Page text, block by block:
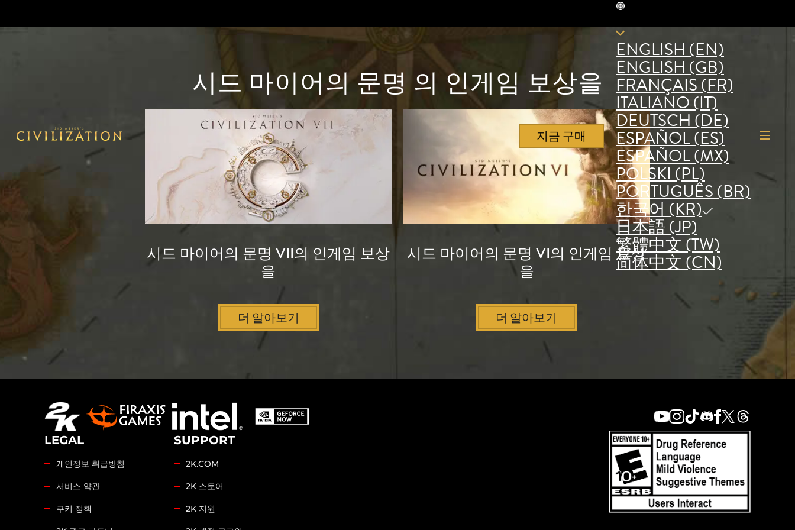
지금 구매
ENGLISH (EN)
ENGLISH (GB)
FRANÇAIS (FR)
ITALIANO (IT)
DEUTSCH (DE)
ESPAÑOL (ES)
ESPAÑOL (MX)
POLSKI (PL)
PORTUGUÊS (BR)
한국어 (KR)
日本語 (JP)
繁體中文 (TW)
简体中文 (CN)
시드 마이어의 문명 의 인게임 보상을
시드 마이어의 문명 VII의 인게임 보상
을
더 알아보기
시드 마이어의 문명 VI의 인게임 보상
을
더 알아보기
LEGAL
개인정보 취급방침
서비스 약관
쿠키 정책
SUPPORT
2K.COM
2K 스토어
2K 지원